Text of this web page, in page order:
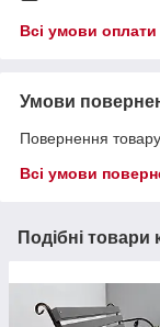
Всі умови оплати
Умови
Повернення
Всі умови
Подібні товари